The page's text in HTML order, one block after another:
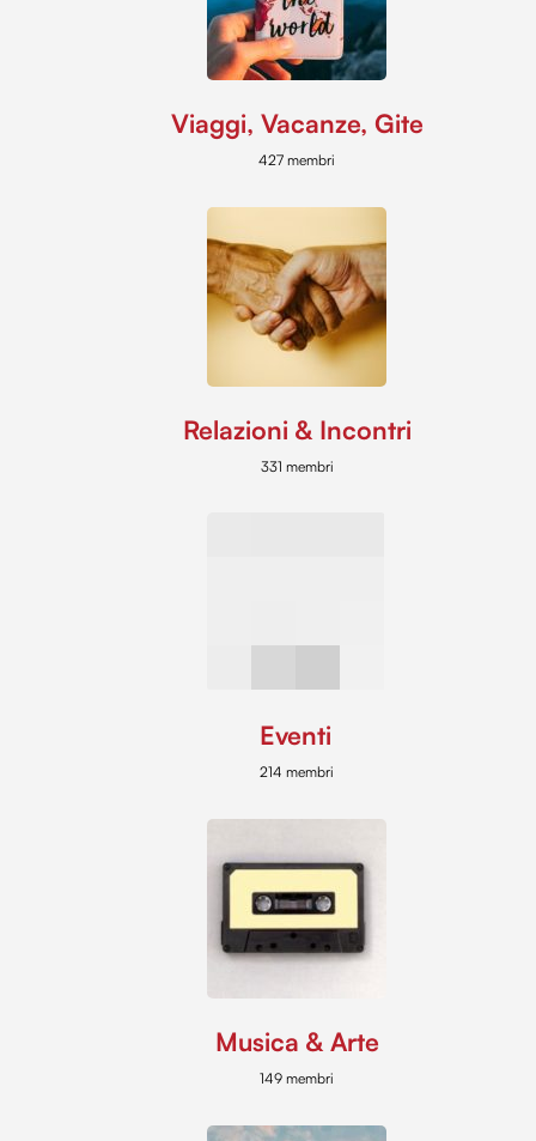
Viaggi, Vacanze, Gite
427 membri
Relazioni & Incontri
331 membri
Eventi
214 membri
Musica & Arte
149 membri